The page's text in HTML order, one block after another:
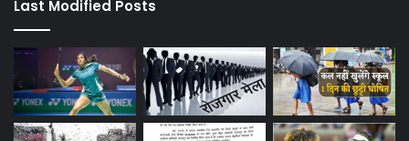
Last Modified Posts